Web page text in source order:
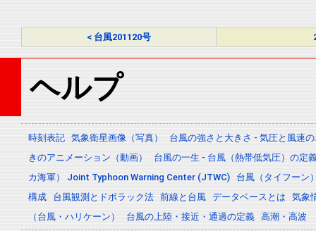
< 台風201120号
ヘルプ
時刻表記 気象衛星画像（写真）
台風の強さと大きさ - 気圧と風速
きのアニメーション（動画）
台風の一生 - 台風（熱帯低気圧）の定
カ海軍） Joint Typhoon Warning Center (JTWC)
台風（タイフーン
構成
台風観測とドボラック法 前線と台風 データベースとは
気象
（台風・ハリケーン）
台風の上陸・接近・通過の定義 高潮・高波